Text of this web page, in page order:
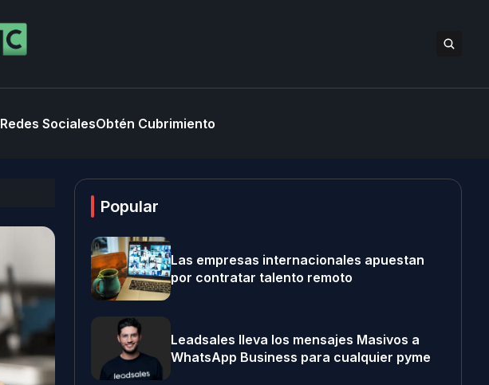
Redes SocialesObtén Cubrimiento
Popular
Las empresas internacionales apuestan
por contratar talento remoto
Leadsales lleva los mensajes Masivos a
WhatsApp Business para cualquier pyme